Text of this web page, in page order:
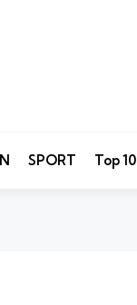
SPORT Top 10